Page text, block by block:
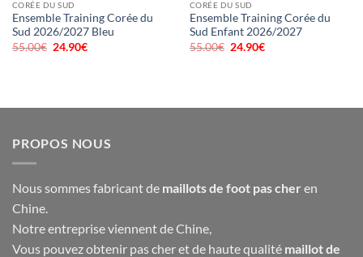
CORÉE DU SUD
Ensemble Training Corée du
Sud 2026/2027 Bleu
55.00€ Le
24.90€Le
CORÉE DU SUD
Ensemble Training Corée du
Sud Enfant 2026/2027
55.00€ Le
24.90€Le
PROPOS NOUS
Nous sommes fabricant de maillots de foot pas cher en
Chine.
Notre entreprise viennent de Chine,
Vous pouvez obtenir pas cher et de haute qualité maillot de